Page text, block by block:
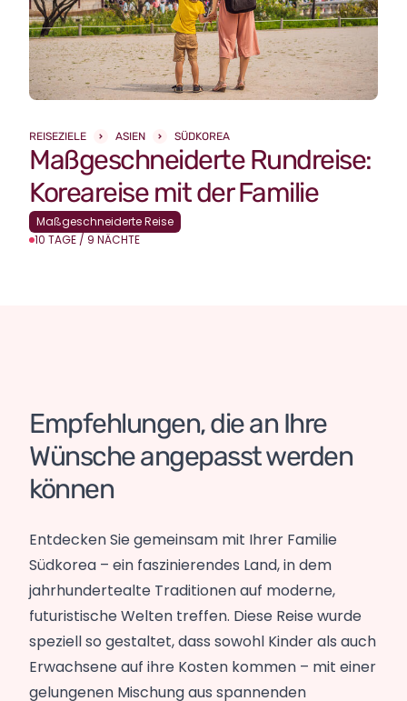
REISEZIELE ASIEN SÜDKOREA
Maßgeschneiderte Rundreise:
Koreareise mit der Familie
Maßgeschneiderte Reise
10 TAGE / 9 NÄCHTE
Empfehlungen, die an Ihre
Wünsche angepasst werden
können
Entdecken Sie gemeinsam mit Ihrer Familie
Südkorea – ein faszinierendes Land, in dem
jahrhundertealte Traditionen auf moderne,
futuristische Welten treffen. Diese Reise wurde
speziell so gestaltet, dass sowohl Kinder als auch
Erwachsene auf ihre Kosten kommen – mit einer
gelungenen Mischung aus spannenden